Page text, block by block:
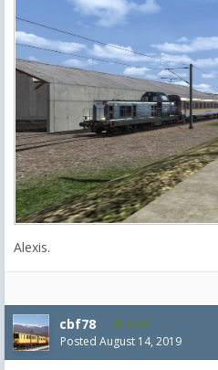
Alexis.
cbf78 4,099
Posted August 14, 2019